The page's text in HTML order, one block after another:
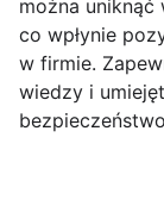
można
co wpłynie
w firmie.
wiedzy i